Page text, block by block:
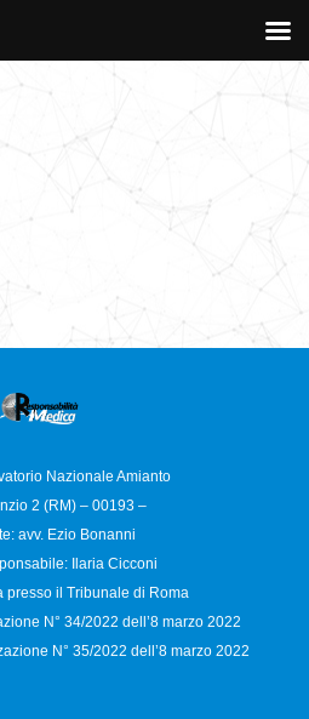
Nazionale Amianto
2 (RM) – 00193 –
avv. Ezio Bonanni
Ilaria Cicconi
presso il Tribunale di Roma
N°34/2022 dell’8 marzo 2022
N° 35/2022 dell’8 marzo 2022